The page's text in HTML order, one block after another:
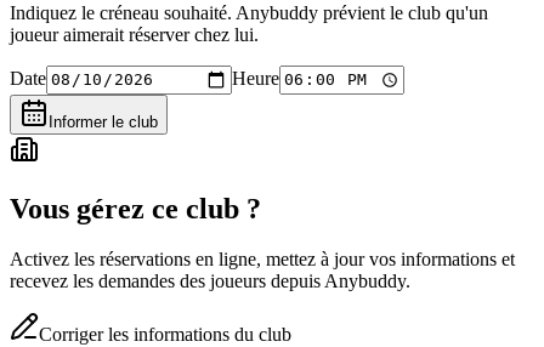
Indiquez le créneau souhaité. Anybuddy prévient le club qu'un
joueur aimerait réserver chez lui.
Date Heure
Informer le club
Vous gérez ce club ?
Activez les réservations en ligne, mettez à jour vos informations et
recevez les demandes des joueurs depuis Anybuddy.
Corriger les informations du club